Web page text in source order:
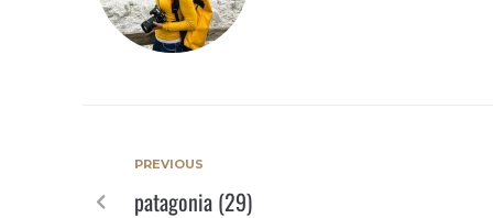
PREVIOUS
patagonia (29)